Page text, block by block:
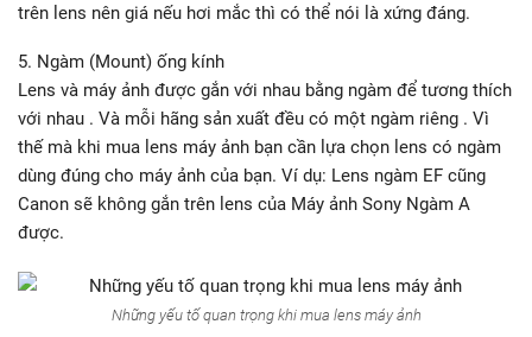
trên lens nên giá nếu hơi mắc thì có thể nói là xứng đáng.
5. Ngàm (Mount) ống kính
Lens và máy ảnh được gắn với nhau bằng ngàm để tương thích
với nhau . Và mỗi hãng sản xuất đều có một ngàm riêng . Vì
thế mà khi mua lens máy ảnh bạn cần lựa chọn lens có ngàm
dùng đúng cho máy ảnh của bạn. Ví dụ: Lens ngàm EF cũng
Canon sẽ không gắn trên lens của Máy ảnh Sony Ngàm A
được.
Những yếu tố quan trọng khi mua lens máy ảnh